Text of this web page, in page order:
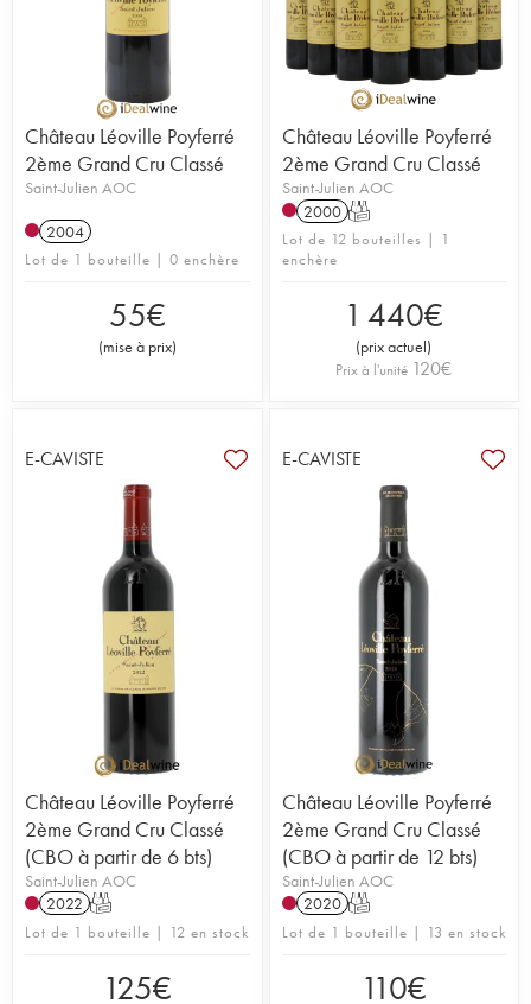
Château Léoville Poyferré
2ème Grand Cru Classé
Saint-Julien AOC
2004
Lot de 1 bouteille | 0 enchère
55€
(mise à prix)
Château Léoville Poyferré
2ème Grand Cru Classé
Saint-Julien AOC
2000 T
Lot de 12 bouteilles | 1
enchère
1 440€
(prix actuel)
Prix à l'unité 120€
E-CAVISTE
Château Léoville Poyferré
2ème Grand Cru Classé
(CBO à partir de 6 bts)
Saint-Julien AOC
2022 T
Lot de 1 bouteille | 12 en stock
125€
E-CAVISTE
Château Léoville Poyferré
2ème Grand Cru Classé
(CBO à partir de 12 bts)
Saint-Julien AOC
2020 T
Lot de 1 bouteille | 13 en stock
110€